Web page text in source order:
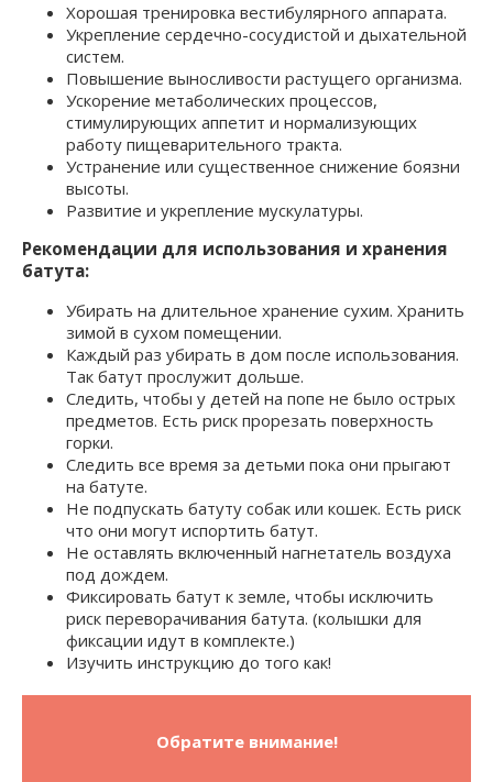
Хорошая тренировка вестибулярного аппарата.
Укрепление сердечно-сосудистой и дыхательной
систем.
Повышение выносливости растущего организма.
Ускорение метаболических процессов,
стимулирующих аппетит и нормализующих
работу пищеварительного тракта.
Устранение или существенное снижение боязни
высоты.
Развитие и укрепление мускулатуры.
Рекомендации для использования и хранения
батута:
Убирать на длительное хранение сухим. Хранить
зимой в сухом помещении.
Каждый раз убирать в дом после использования.
Так батут прослужит дольше.
Следить, чтобы у детей на попе не было острых
предметов. Есть риск прорезать поверхность
горки.
Следить все время за детьми пока они прыгают
на батуте.
Не подпускать батуту собак или кошек. Есть риск
что они могут испортить батут.
Не оставлять включенный нагнетатель воздуха
под дождем.
Фиксировать батут к земле, чтобы исключить
риск переворачивания батута. (колышки для
фиксации идут в комплекте.)
Изучить инструкцию до того как!
Обратите внимание!